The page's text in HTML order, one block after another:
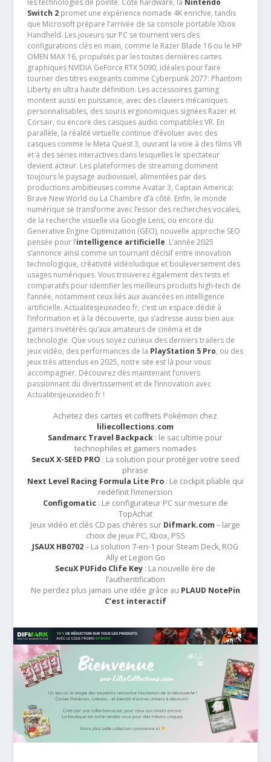
les technologies de pointe. Côté hardware, la Nintendo
Switch 2promet une expérience nomade 4K enrichie, tandis
que Microsoft prépare l’arrivée de sa console portable Xbox
Handheld. Les joueurs sur PC se tournent vers des
configurations clés en main, comme le Razer Blade 16 ou le HP
OMEN MAX 16, propulsés par les toutes dernières cartes
graphiques NVIDIA GeForce RTX 5090, idéales pour faire
tourner des titres exigeants comme Cyberpunk 2077: Phantom
Liberty en ultra haute définition. Les accessoires gaming
montent aussi en puissance, avec des claviers mécaniques
personnalisables, des souris ergonomiques signées Razer et
Corsair, ou encore des casques audio compatibles VR. En
parallèle, la réalité virtuelle continue d’évoluer avec des
casques comme le Meta Quest 3, ouvrant la voie à des films VR
et à des séries interactives dans lesquelles le spectateur
devient acteur. Les plateformes de streaming dominent
toujours le paysage audiovisuel, alimentées par des
productions ambitieuses comme Avatar 3, Captain America:
Brave New World ou La Chambre d’à côté. Enfin, le monde
numérique se transforme avec l’essor des recherches vocales,
de la recherche visuelle via Google Lens, ou encore du
Generative Engine Optimization (GEO), nouvelle approche SEO
pensée pour l’intelligence artificielle. L’année 2025
s’annonce ainsi comme un tournant décisif entre innovation
technologique, créativité vidéoludique et bouleversement des
usages numériques. Vous trouverez également des tests et
comparatifs pour identifier les meilleurs produits high-tech de
l’année, notamment ceux liés aux avancées en intelligence
artificielle. Actualitesjeuxvideo.fr, c’est un espace dédié à
l’information et à la découverte, qui s’adresse aussi bien aux
gamers invétérés qu’aux amateurs de cinéma et de
technologie. Que vous soyez curieux des derniers trailers de
jeux vidéo, des performances de la PlayStation 5 Pro, ou des
jeux très attendus en 2025, notre site est là pour vous
accompagner. Découvrez dès maintenant l’univers
passionnant du divertissement et de l’innovation avec
Actualitesjeuxvideo.fr !
Achetez des cartes et coffrets Pokémon chez
liliecollections.com
Sandmarc Travel Backpack : le sac ultime pour
technophiles et gamers nomades
SecuX X-SEED PRO : La solution pour protéger votre seed
phrase
Next Level Racing Formula Lite Pro: Le cockpit pliable qui
redéfinit l’immersion
Configomatic: Le configurateur PC sur mesure de
TopAchat
Jeux vidéo et clés CD pas chères sur Difmark.com – large
choix de jeux PC, Xbox, PS5
JSAUX HB0702– La solution 7-en-1 pour Steam Deck, ROG
Ally et Legion Go
SecuX PUFido Clife Key : La nouvelle ère de
l’authentification
Ne perdez plus jamais une idée grâce au PLAUD NotePin
C’est interactif